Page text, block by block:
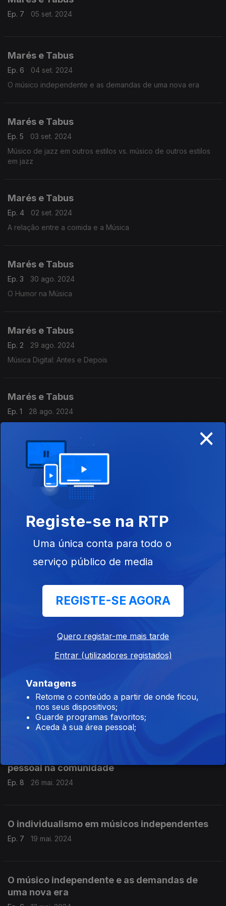
Ep. 7 05 set. 2024
Marés e Tabus
Ep. 6
04 set. 2024
O músico independente e as demandas de uma nova era
Marés e Tabus
Ep. 5
03 set. 2024
Músico de jazz em outros estilos vs. músico de outros estilos
em jazz
Marés e Tabus
Ep. 4
02 set. 2024
A relação entre a comida e a Música
Marés e Tabus
Ep. 3
30 ago. 2024
O Humor na Música
Marés e Tabus
Ep. 2
29 ago. 2024
Música Digital: Antes e Depois
Marés e Tabus
Ep. 1
28 ago. 2024
Marés e Tabus
28 jun. 2024
Os autores
16 jun. 2024
A música portuguesa no contexto jazzístic -
09 jun. 2024
Marés e Tabus
02 jun. 2024
pessoal na comunidade
Ep. 8 26 mai. 2024
O individualismo em músicos independentes
Ep. 7 19 mai. 2024
O músico independente e as demandas de
uma nova era
×
Registe-se na RTP
Uma única conta para todo o
serviço público de media
REGISTE-SE AGORA
Quero registar-me mais tarde
Entrar (utilizadores registados)
Vantagens
Retome o conteúdo a partir de onde ficou,
nos seus dispositivos;
Guarde programas favoritos;
Aceda à sua área pessoal;